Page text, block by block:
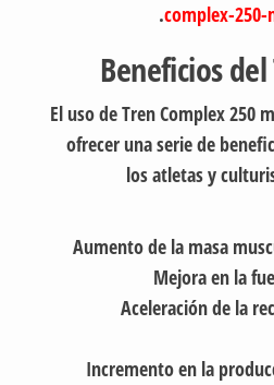
complex-
.
Beneficios
El uso de Tren Complex
ofrecer una serie de
los atletas y
Aumento de la masa
Mejora en la
Aceleración de
Incremento en la